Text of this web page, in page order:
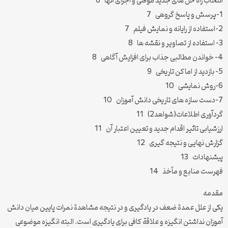
1-پرسش و پاسخ گروهی 7
2-استفاده از رایانه و نمایش فیلم 7
3- استفاده از تصاویر و نقشه ها 8
4- خواندن مطالبی جذاب برای افزایش آگاهی 8
5- بازدید از اماکن تاریخی 9
6-روش نمایشی 10
7-دست سازه های تاریخی دانش آموزان 10
گردآوری اطلاعات(شواهد2) 11
ارزشیابی تاثیر اقدام جدید و تعیین اعتبار آن 11
گزارش نهایی و نتیجه گیری 12
پیشنهادات 13
فهرست منابع و مآخذ 14
مقدمه
یکی از علل عمدة ضعف در یادگیری و در نتیجه مشاهدة نمرات پایین میان دانش
آموزان نداشتن انگیزه و علاقة کافی برای یادگیری است. البته انگیزه موضوعی